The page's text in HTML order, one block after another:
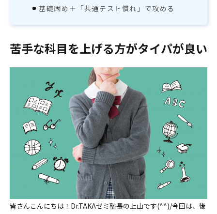
基礎固め＋「共通テスト慣れ」で攻める
苦手な科目を上げる方がタイパが良い
皆さんこんにちは！Dr.TAKAゼミ塾長の上山です(^^)/今回は、後